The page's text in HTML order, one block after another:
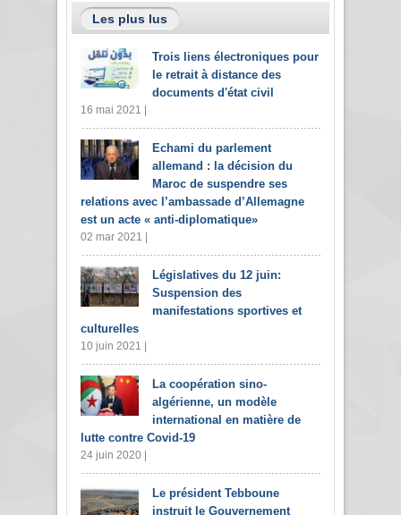
Les plus lus
Trois liens électroniques pour
le retrait à distance des
documents d'état civil
16 mai 2021 |
Echami du parlement
allemand : la décision du
Maroc de suspendre ses
relations avec l’ambassade d’Allemagne
est un acte « anti-diplomatique»
02 mar 2021 |
Législatives du 12 juin:
Suspension des
manifestations sportives et
culturelles
10 juin 2021 |
La coopération sino-
algérienne, un modèle
international en matière de
lutte contre Covid-19
24 juin 2020 |
Le président Tebboune
instruit le Gouvernement